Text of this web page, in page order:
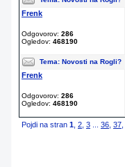
Frenk
Odgovorov: 286
Ogledov: 468190
Tema: Novosti na Rogli?
Frenk
Odgovorov: 286
Ogledov: 468190
Pojdi na stran 1 2 3 36 37